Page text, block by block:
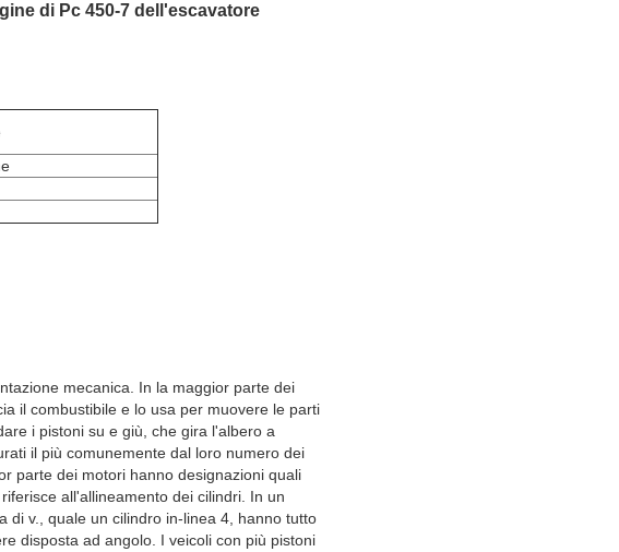
di Pc 450-7 dell'escavatore
mecanica. In la maggior parte dei
il combustibile e lo usa per muovere le parti
i pistoni su e giù, che gira l'albero a
il più comunemente dal loro numero dei
parte dei motori hanno designazioni quali
all'allineamento dei cilindri. In un
di v., quale un cilindro in-linea 4, hanno tutto
disposta ad angolo. I veicoli con più pistoni